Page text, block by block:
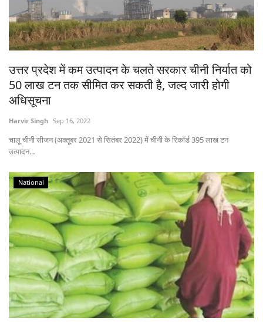
उत्तर प्रदेश में कम उत्पादन के चलते सरकार चीनी निर्यात को
50 लाख टन तक सीमित कर सकती है, जल्द जारी होगी
अधिसूचना
Harvir Singh Sep 16, 2022
चालू चीनी सीजन (अक्तूबर 2021 से सितंबर 2022) में चीनी के रिकॉर्ड 395 लाख टन
उत्पादन...
National